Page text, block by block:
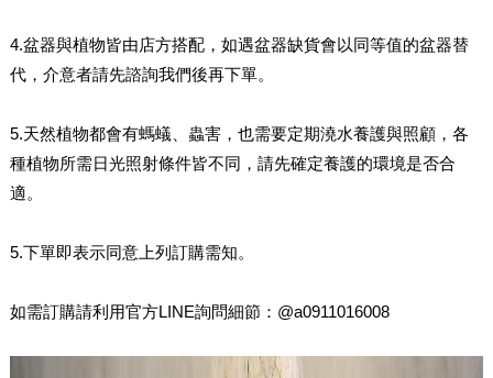
4.盆器與植物皆由店方搭配，如遇盆器缺貨會以同等值的盆器替
代，介意者請先諮詢我們後再下單。
5.天然植物都會有螞蟻、蟲害，也需要定期澆水養護與照顧，各
種植物所需日光照射條件皆不同，請先確定養護的環境是否合
適。
5.下單即表示同意上列訂購需知。
如需訂購請利用官方LINE詢問細節：@a0911016008